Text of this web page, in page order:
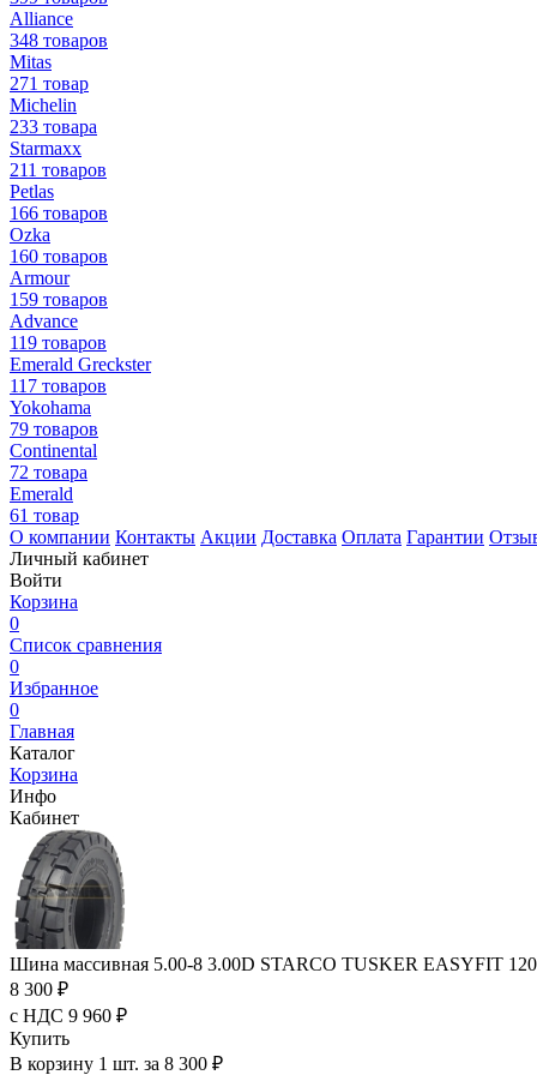
Alliance
348 товаров
Mitas
271 товар
Michelin
233 товара
Starmaxx
211 товаров
Petlas
166 товаров
Ozka
160 товаров
Armour
159 товаров
Advance
119 товаров
Emerald Greckster
117 товаров
Yokohama
79 товаров
Continental
72 товара
Emerald
61 товар
О компании Контакты Акции Доставка Оплата Гарантии
Личный кабинет
Войти
Корзина
0
Список сравнения
0
Избранное
0
Главная
Каталог
Корзина
Инфо
Кабинет
Шина массивная 5.00-8 3.00D STARCO TUSKER EASYFIT
8 300 ₽
с НДС 9 960 ₽
Купить
В корзину 1 шт. за 8 300 ₽